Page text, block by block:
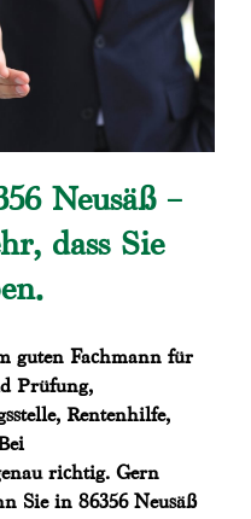
Neusäß –
dass Sie
guten Fachmann für
Prüfung,
Rentenhilfe,
richtig. Gern
Sie in 86356 Neusäß